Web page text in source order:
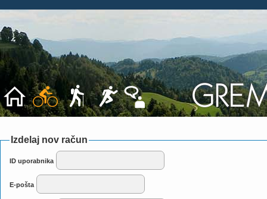
Izdelaj nov račun
ID uporabnika
E-pošta